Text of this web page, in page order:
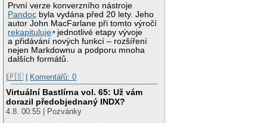
První verze konverzního nástroje
Pandoc byla vydána před 20 lety. Jeho
autor John MacFarlane při tomto výročí
rekapituluje
jednotlivé etapy vývoje
a přidávání nových funkcí – rozšíření
nejen Markdownu a podporu mnoha
dalších formátů.
|🇵🇸 | Komentářů: 0
Virtuální Bastlírna vol. 65: Už vám
dorazil předobjednaný INDX?
4.8. 00:55 | Pozvánky